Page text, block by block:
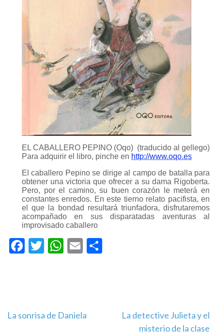
EL CABALLERO PEPINO (Oqo) (traducido al gellego)
Para adquirir el libro, pinche en http://www.oqo.es
El caballero Pepino se dirige al campo de batalla para
obtener una victoria que ofrecer a su dama Rigoberta.
Pero, por el camino, su buen corazón le meterá en
constantes enredos. En este tierno relato pacifista, en
el que la bondad resultará triunfadora, disfrutaremos
acompañado en sus disparatadas aventuras al
improvisado caballero
Facebook
Twitter
WhatsApp
Email
Navegación
La sonrisa de Daniela
La detective Julieta y el
misterio de la clase